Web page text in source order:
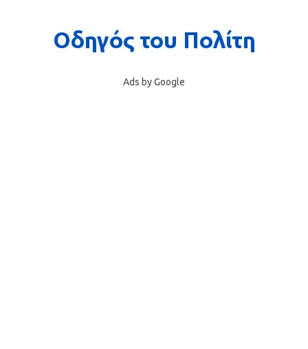
Ads by Google